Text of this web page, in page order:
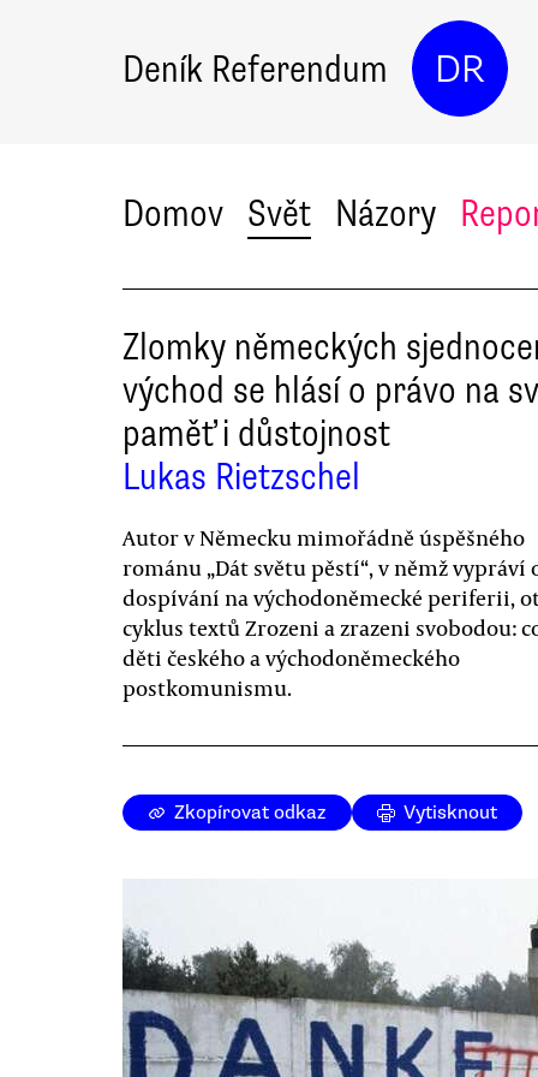
Deník Referendum DR
Domov Svět Názory
Zlomky německých
východ se hlásí o právo na
paměť i důstojnost
Lukas Rietzschel
Autor v Německu mimořádně úspěšného
románu „Dát světu pěstí“, v němž vypráví
dospívání na východoněmecké periferii,
cyklus textů Zrozeni a zrazeni svobodou:
děti českého a východoněmeckého
postkomunismu.
Zkopírovat odkaz Vytisknout